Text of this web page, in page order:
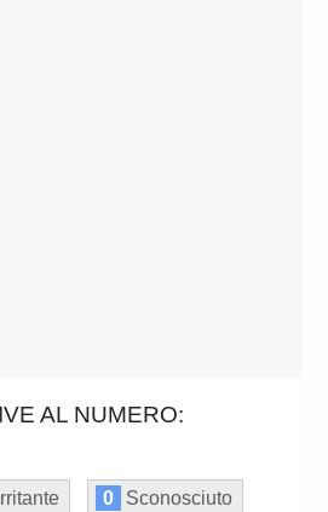
AL NUMERO:
Irritante 0 Sconosciuto